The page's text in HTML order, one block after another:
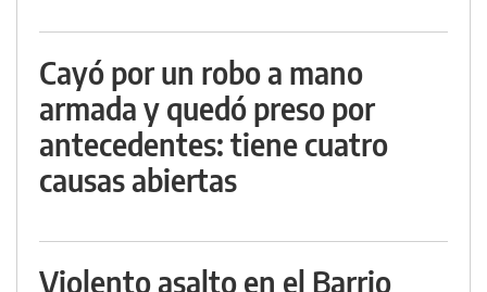
Cayó por un robo a mano
armada y quedó preso por
antecedentes: tiene cuatro
causas abiertas
Violento asalto en el Barrio